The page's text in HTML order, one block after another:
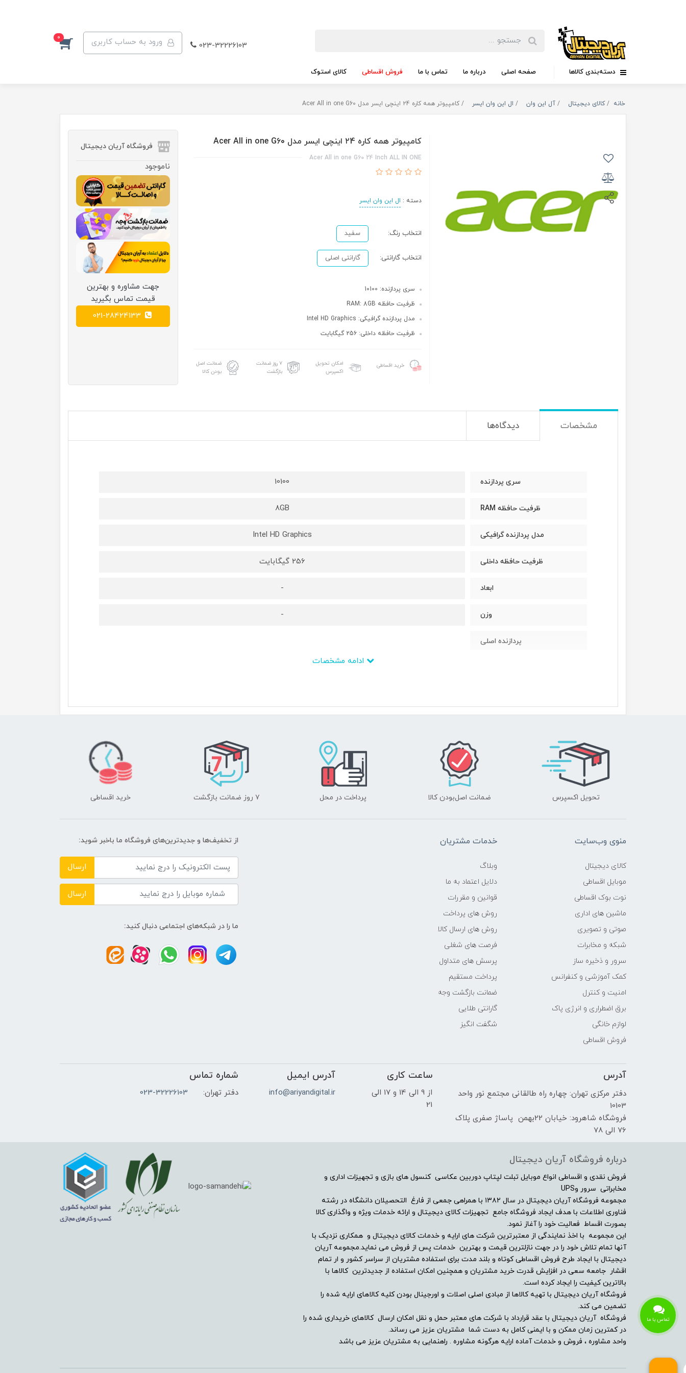
023-32226103 ورود به حساب کاربری 0
دسته‌بندی کالاها صفحه اصلی درباره ما تماس با ما فروش اقساطی کالای استوک
خانه کالای دیجیتال آل این وان ال این وان ایسر کامپیوتر همه کاره ۲4 اینچی ایسر مدل Acer All in one G60
کامپیوتر همه کاره ۲4 اینچی ایسر مدل Acer All in one G60
Acer All in one G60 24 Inch ALL IN ONE
دسته : ال این وان ایسر
انتخاب رنگ: سفید
انتخاب گارانتی: گارانتی اصلی
سری پردازنده: 10100
ظرفیت حافظه RAM: 8GB
مدل پردازنده گرافیکی: Intel HD Graphics
ظرفیت حافظه داخلی: 256 گیگابایت
خرید اقساطی
امکان تحویل
اکسپرس
۷ روز ضمانت
بازگشت
ضمانت اصل
بودن کالا
فروشگاه آریان دیجیتال
ناموجود
جهت مشاوره و بهترین
قیمت تماس بگیرید
مشخصات دیدگاه‌ها
سری پردازنده 10100
ظرفیت حافظه RAM 8GB
مدل پردازنده گرافیکی Intel HD Graphics
ظرفیت حافظه داخلی 256 گیگابایت
ابعاد -
وزن -
پردازنده اصلی
3.6 گیگاهرتز تا 4.3 گیگاهرتز
حافظه ی رم
حافظه دستگاه
پردازنده ی گرافیکی
سازنده پردازنده گرافیکی
گرافیکی
مشخصات صفحه نمایش
Full HD (1920×1080) Wide View
نرخ تصویر
صفحه نمایش لمسی
نسبت تصویر
امکانات و سنسورها
درایو نوری
وبکم
مشخصات اسپیکر
بلوتوث
پورت ها و درگاه ارتباطی
حسگر اثر انگشت ندارد
تحویل اکسپرس ضمانت اصل‌بودن کالا پرداخت در محل ۷ روز ضمانت بازگشت خرید اقساطی
منوی وب‌سایت
کالای دیجیتال
موبایل اقساطی
نوت بوک اقساطی
ماشین های اداری
صوتی و تصویری
شبکه و مخابرات
سرور و ذخیره ساز
کمک آموزشی و کنفرانس
امنیت و کنترل
برق اضطراری و انرژی پاک
لوازم خانگی
فروش اقساطی
خدمات مشتریان
وبلاگ
دلایل اعتماد به ما
قوانین و مقررات
روش های پرداخت
روش های ارسال کالا
فرصت های شغلی
پرسش های متداول
پرداخت مستقیم
ضمانت بازگشت وجه
گارانتی طلایی
شگفت انگیز
از تخفیف‌ها و جدیدترین‌های فروشگاه ما باخبر شوید:
ارسال
ارسال
ما را در شبکه‌های اجتماعی دنبال کنید:
آدرس
دفتر مرکزی تهران: چهاره راه طالقانی مجتمع نور واحد
10103
فروشگاه شاهرود: خیابان 22بهمن پاساژ صفری پلاک
76 الی 78
ساعت کاری
از 9 الی 14 و 17 الی
21
آدرس ایمیل
info@ariyandigital.ir
شماره تماس
دفتر تهران: 023-32226103
درباره فروشگاه آریان دیجیتال
فروش نقدی و اقساطی انواع موبایل تبلت لپتاپ دوربین عکاسی کنسول های بازی و تجهیزات اداری و
مخابراتی سرور وUPS
مجموعه فروشگاه آریان دیجیتال در سال ۱۳۸۲ با همراهی جمعی از فارغ التحصیلان دانشگاه در رشته
فناوری اطلاعات با هدف ایجاد فروشگاه جامع تجهیزات کالای دیجیتال و ارائه خدمات ویژه و واگذاری کالا
بصورت اقساط فعالیت خود را آغاز نمود.
این مجموعه با اخذ نمایندگی از معتبرترین شرکت های ارایه و خدمات کالای دیجیتال و همکاری نزدیک با
آنها تمام تلاش خود را در جهت نازلترین قیمت و بهترین خدمات پس از فروش می نماید.مجموعه آریان
دیجیتال با ایجاد طرح فروش اقساطی کوتاه و بلند مدت برای استفاده مشتریان از سراسر کشور و ار تمام
اقشار جامعه سعی در افزایش قدرت خرید مشتریان و همچنین امکان استفاده از جدیدترین کالاها با
بالاترین کیفیت را ایجاد کرده است.
فروشگاه آریان دیجیتال با تهیه کالاها از مبادی اصلی اصلات و اورجینال بودن کلیه کالاهای ارایه شده را
تضمین می کند.
فروشگاه آریان دیجیتال با عقد قرارداد با شرکت های معتبر حمل و نقل امکان ارسال کالاهای خریداری شده را
در کمترین زمان ممکن و با ایمنی کامل به دست شما مشتریان عزیز می رساند.
واحد مشاوره ، فروش و خدمات آماده ارایه هرگونه مشاوره . راهنمایی به مشتریان عزیز می باشد
تماس با ما